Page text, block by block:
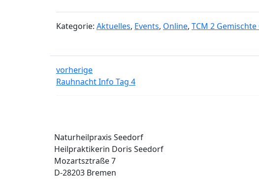
Kategorie: Aktuelles, Events, Online, TCM 2
vorherige
Rauhnacht Info Tag 4
Naturheilpraxis Seedorf
Heilpraktikerin Doris Seedorf
Mozartsztraße 7
D-28203 Bremen